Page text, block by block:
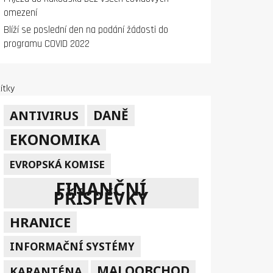
omezení
Blíží se poslední den na podání žádosti do
programu COVID 2022
ANTIVIRUS DANĚ
EKONOMIKA
EVROPSKÁ KOMISE
FINANČNÍ
PŘÍSPĚVKY
HRANICE
INFORMAČNÍ SYSTÉMY